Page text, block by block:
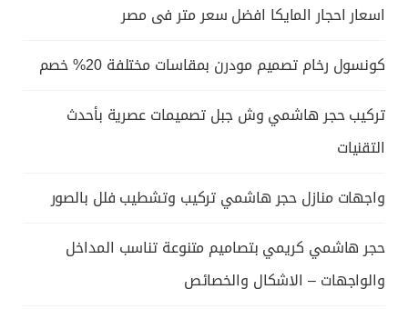
اسعار احجار المايكا افضل سعر متر فى مصر
كونسول رخام تصميم مودرن بمقاسات مختلفة 20% خصم
تركيب حجر هاشمي وش جبل تصميمات عصرية بأحدث
التقنيات
واجهات منازل حجر هاشمي تركيب وتشطيب فلل بالصور
حجر هاشمي كريمي بتصاميم متنوعة تناسب المداخل
والواجهات – الاشكال والخصائص